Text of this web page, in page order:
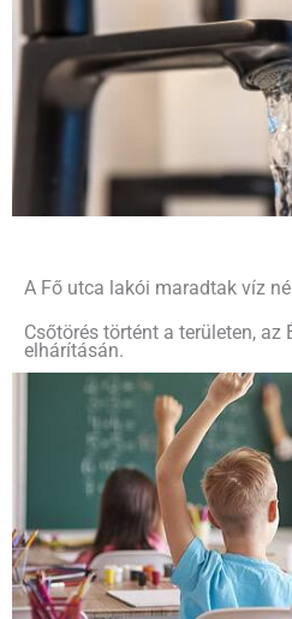
A Fő utca lakói maradtak víz
Csőtörés történt a területen, az
elhárításán.